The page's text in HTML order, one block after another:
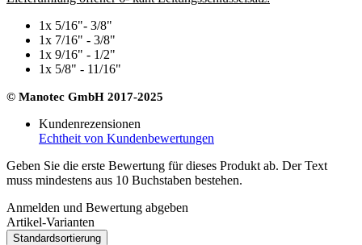
1x 5/16"- 3/8"
1x 7/16" - 3/8"
1x 9/16" - 1/2"
1x 5/8" - 11/16"
© Manotec GmbH 2017-2025
Kundenrezensionen
Echtheit von Kundenbewertungen
Geben Sie die erste Bewertung für dieses Produkt ab. Der Text
muss mindestens aus 10 Buchstaben bestehen.
Anmelden und Bewertung abgeben
Artikel-Varianten
Standardsortierung